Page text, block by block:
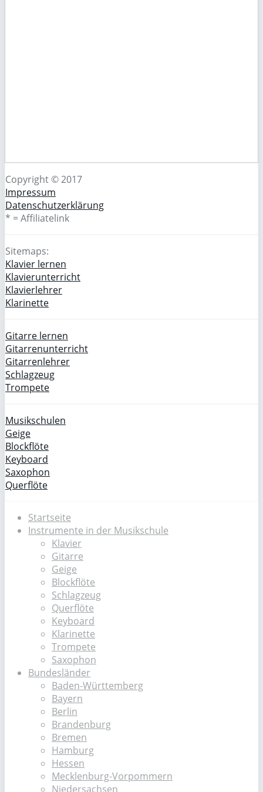
Copyright © 2017
Impressum
Datenschutzerklärung
* = Affiliatelink
Sitemaps:
Klavier lernen
Klavierunterricht
Klavierlehrer
Klarinette
Gitarre lernen
Gitarrenunterricht
Gitarrenlehrer
Schlagzeug
Trompete
Musikschulen
Geige
Blockflöte
Keyboard
Saxophon
Querflöte
Startseite
Instrumente in der Musikschule
Klavier
Gitarre
Geige
Blockflöte
Schlagzeug
Querflöte
Keyboard
Klarinette
Trompete
Saxophon
Bundesländer
Baden-Württemberg
Bayern
Berlin
Brandenburg
Bremen
Hamburg
Hessen
Mecklenburg-Vorpommern
Niedersachsen